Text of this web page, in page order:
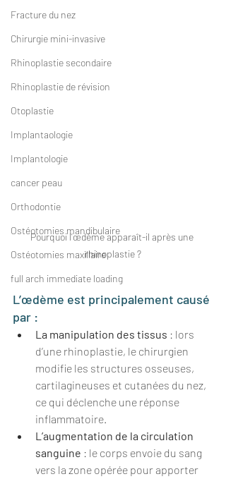
Fracture du nez
Chirurgie mini-invasive
Rhinoplastie secondaire
Rhinoplastie de révision
Otoplastie
Implantaologie
Implantologie
cancer peau
Orthodontie
Ostéotomies mandibulaire
Ostéotomies maxillaire
full arch immediate loading
Pourquoi l’œdème apparaît-il après une
rhinoplastie ?
L’œdème est principalement causé
par :
La manipulation des tissus : lors
d’une rhinoplastie, le chirurgien
modifie les structures osseuses,
cartilagineuses et cutanées du nez,
ce qui déclenche une réponse
inflammatoire.
L’augmentation de la circulation
sanguine : le corps envoie du sang
vers la zone opérée pour apporter